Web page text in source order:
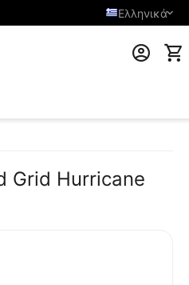
Ελληνικά
Grid Hurricane